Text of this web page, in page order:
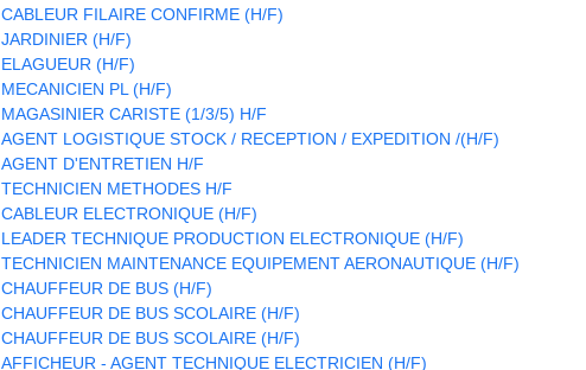
CABLEUR FILAIRE CONFIRME (H/F)
JARDINIER (H/F)
ELAGUEUR (H/F)
MECANICIEN PL (H/F)
MAGASINIER CARISTE (1/3/5) H/F
AGENT LOGISTIQUE STOCK / RECEPTION / EXPEDITION /(H/F)
AGENT D'ENTRETIEN H/F
TECHNICIEN METHODES H/F
CABLEUR ELECTRONIQUE (H/F)
LEADER TECHNIQUE PRODUCTION ELECTRONIQUE (H/F)
TECHNICIEN MAINTENANCE EQUIPEMENT AERONAUTIQUE (H/F)
CHAUFFEUR DE BUS (H/F)
CHAUFFEUR DE BUS SCOLAIRE (H/F)
CHAUFFEUR DE BUS SCOLAIRE (H/F)
AFFICHEUR - AGENT TECHNIQUE ELECTRICIEN (H/F)